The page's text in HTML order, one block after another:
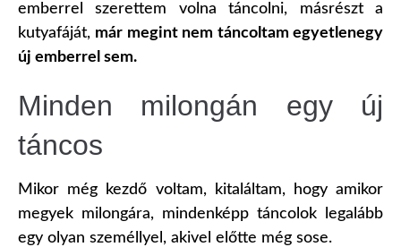
emberrel szerettem volna táncolni, másrészt a
kutyafáját, már megint nem táncoltam egyetlenegy
új emberrel sem.
Minden milongán egy új
táncos
Mikor még kezdő voltam, kitaláltam, hogy amikor
megyek milongára, mindenképp táncolok legalább
egy olyan személlyel, akivel előtte még sose.